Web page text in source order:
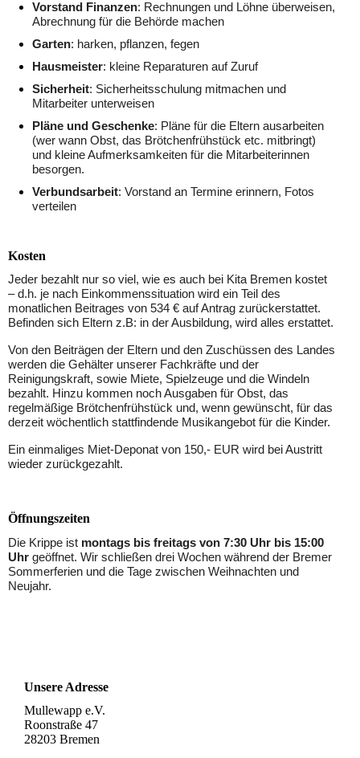
Vorstand Finanzen: Rechnungen und Löhne überweisen,
Abrechnung für die Behörde machen
Garten: harken, pflanzen, fegen
Hausmeister: kleine Reparaturen auf Zuruf
Sicherheit: Sicherheitsschulung mitmachen und
Mitarbeiter unterweisen
Pläne und Geschenke: Pläne für die Eltern ausarbeiten
(wer wann Obst, das Brötchenfrühstück etc. mitbringt)
und kleine Aufmerksamkeiten für die Mitarbeiterinnen
besorgen.
Verbundsarbeit: Vorstand an Termine erinnern, Fotos
verteilen
Kosten
Jeder bezahlt nur so viel, wie es auch bei Kita Bremen kostet
– d.h. je nach Einkommenssituation wird ein Teil des
monatlichen Beitrages von 534 € auf Antrag zurückerstattet.
Befinden sich Eltern z.B: in der Ausbildung, wird alles erstattet.
Von den Beiträgen der Eltern und den Zuschüssen des Landes
werden die Gehälter unserer Fachkräfte und der
Reinigungskraft, sowie Miete, Spielzeuge und die Windeln
bezahlt. Hinzu kommen noch Ausgaben für Obst, das
regelmäßige Brötchenfrühstück und, wenn gewünscht, für das
derzeit wöchentlich stattfindende Musikangebot für die Kinder.
Ein einmaliges Miet-Deponat von 150,- EUR wird bei Austritt
wieder zurückgezahlt.
Öffnungszeiten
Die Krippe ist montags bis freitags von 7:30 Uhr bis 15:00
Uhr geöffnet. Wir schließen drei Wochen während der Bremer
Sommerferien und die Tage zwischen Weihnachten und
Neujahr.
Unsere Adresse
Mullewapp e.V.
Roonstraße 47
28203 Bremen